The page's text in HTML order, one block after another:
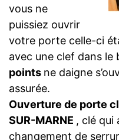
vous ne
puissiez ouvrir
votre porte celle-ci
avec une clef dans le
points ne daigne
assurée.
Ouverture de porte
SUR-MARNE , clé qui
changement de